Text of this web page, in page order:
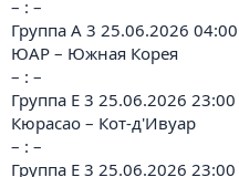
– : –
Группа A 3 25.06.2026 04:00
ЮАР – Южная Корея
– : –
Группа E 3 25.06.2026 23:00
Кюрасао – Кот-д'Ивуар
– : –
Группа E 3 25.06.2026 23:00